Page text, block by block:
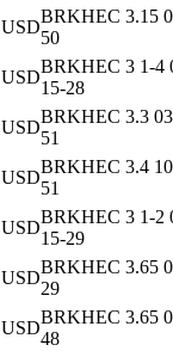
USD
BRKHEC 3.15
50
USD
BRKHEC 3 1-4
15-28
USD
BRKHEC 3.3
51
USD
BRKHEC 3.4
51
USD
BRKHEC 3 1-2
15-29
USD
BRKHEC 3.65
29
USD
BRKHEC 3.65
48